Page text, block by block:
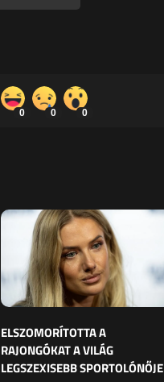
0 0 0
ELSZOMORÍTOTTA A
RAJONGÓKAT A VILÁG
LEGSZEXISEBB SPORTOLÓNŐJE